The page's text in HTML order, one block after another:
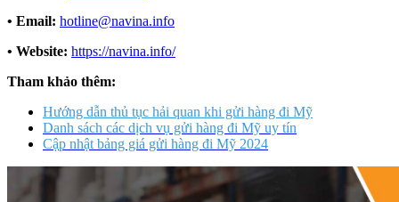
• Email: hotline@navina.info
• Website: https://navina.info/
Tham khảo thêm:
Hướng dẫn thủ tục hải quan khi gửi hàng đi Mỹ
Danh sách các dịch vụ gửi hàng đi Mỹ uy tín
Cập nhật bảng giá gửi hàng đi Mỹ 2024